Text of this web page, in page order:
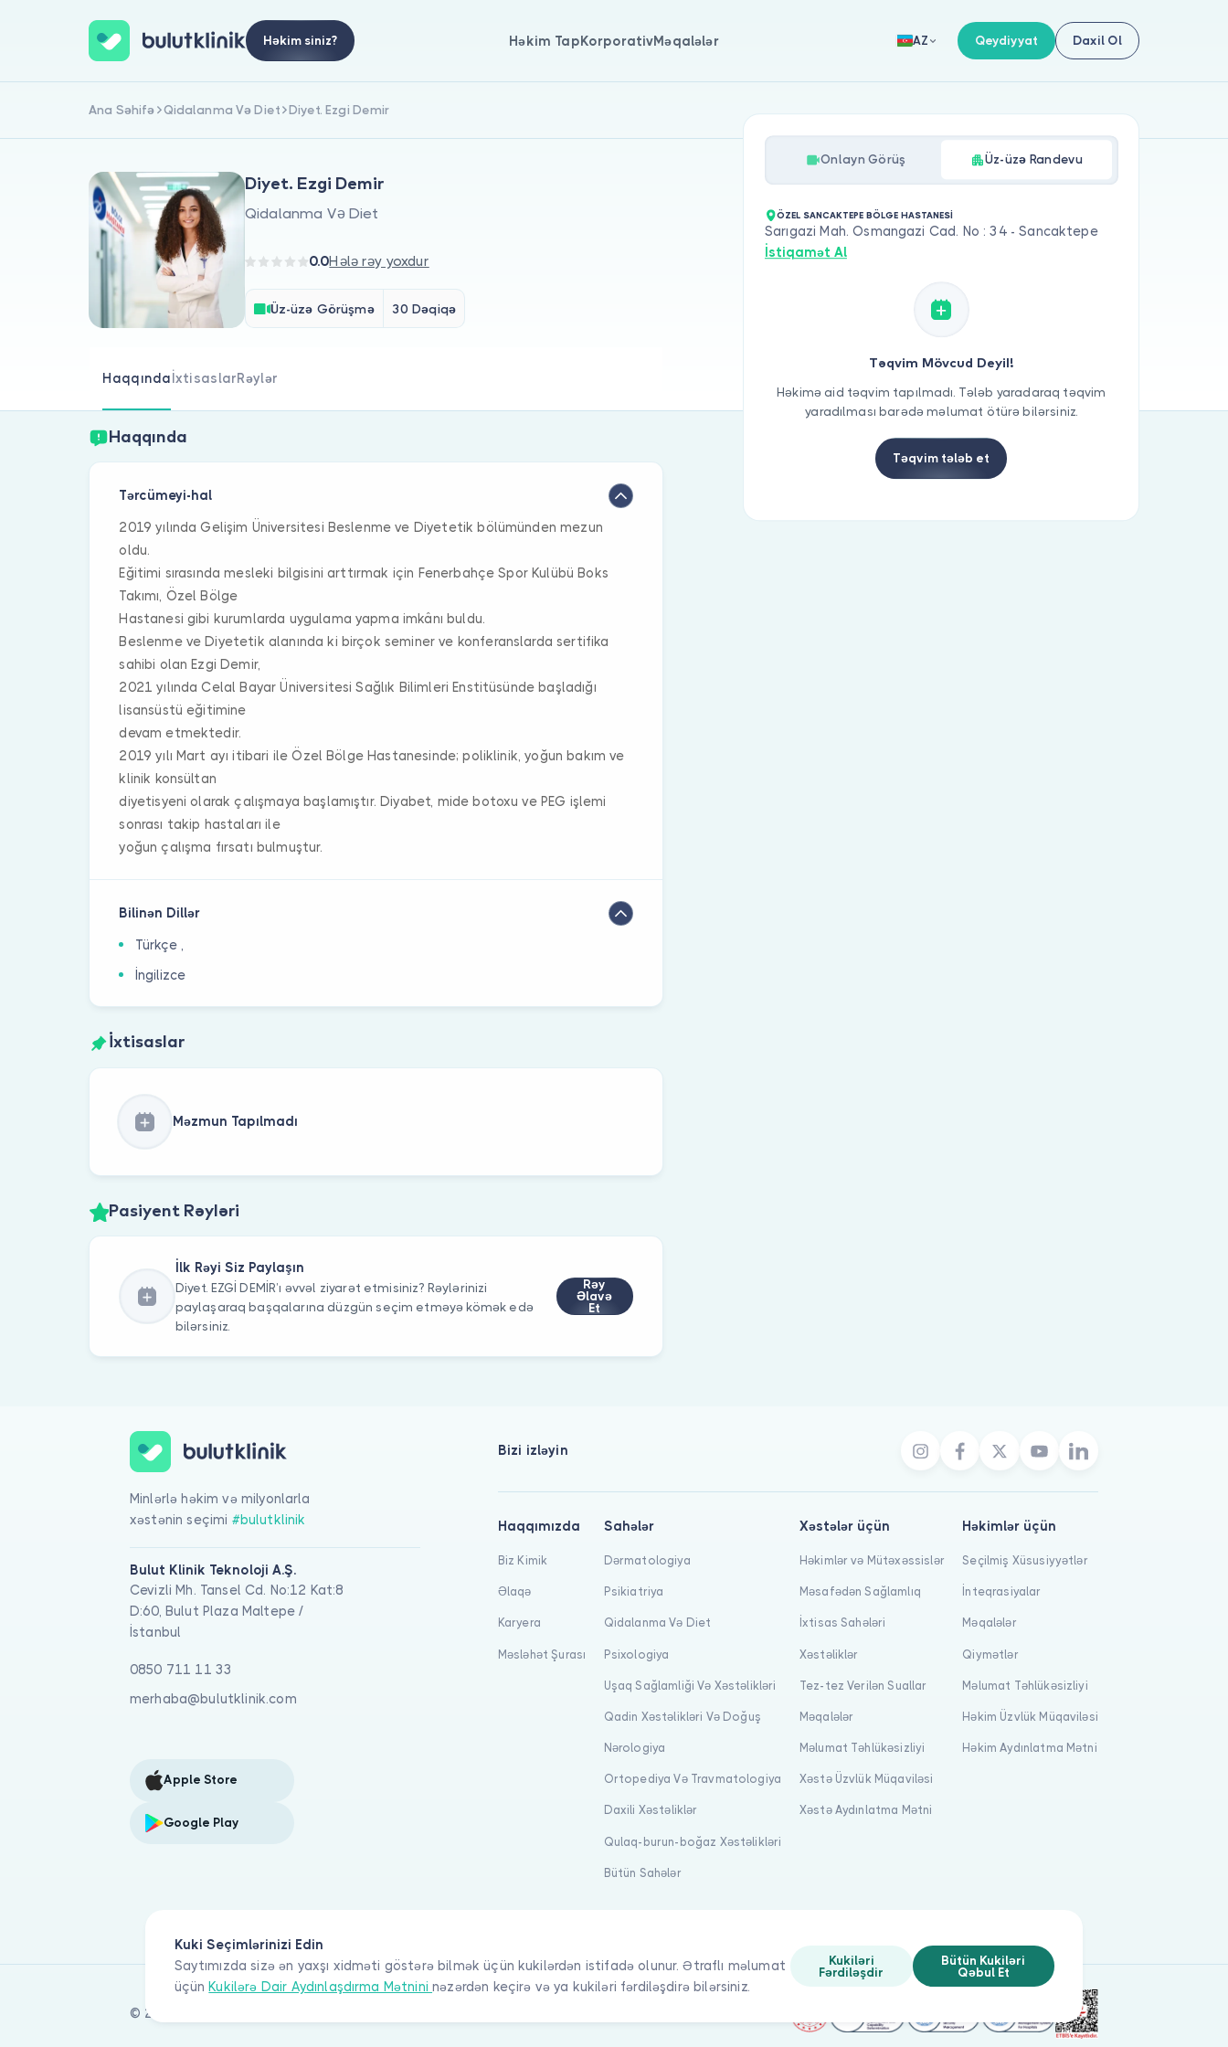
Həkim siniz? Həkim TapKorporativMəqalələr AZ Qeydiyyat Daxil Ol
Ana Səhifə Qidalanma Və Diet Diyet. Ezgi Demir
Diyet. Ezgi Demir
Qidalanma Və Diet
0.0Hələ rəy yoxdur
Üz-üzə Görüşmə 30 Dəqiqə
Haqqında İxtisaslarRəylər
Haqqında
Tərcümeyi-hal
2019 yılında Gelişim Üniversitesi Beslenme ve Diyetetik bölümünden mezun
oldu.
Eğitimi sırasında mesleki bilgisini arttırmak için Fenerbahçe Spor Kulübü Boks
Takımı, Özel Bölge
Hastanesi gibi kurumlarda uygulama yapma imkânı buldu.
Beslenme ve Diyetetik alanında ki birçok seminer ve konferanslarda sertifika
sahibi olan Ezgi Demir,
2021 yılında Celal Bayar Üniversitesi Sağlık Bilimleri Enstitüsünde başladığı
lisansüstü eğitimine
devam etmektedir.
2019 yılı Mart ayı itibari ile Özel Bölge Hastanesinde; poliklinik, yoğun bakım ve
klinik konsültan
diyetisyeni olarak çalışmaya başlamıştır. Diyabet, mide botoxu ve PEG işlemi
sonrası takip hastaları ile
yoğun çalışma fırsatı bulmuştur.
Bilinən Dillər
Türkçe ,
İngilizce
İxtisaslar
Məzmun Tapılmadı
Pasiyent Rəyləri
İlk Rəyi Siz Paylaşın
Diyet. EZGİ DEMİR’ı əvvəl ziyarət etmisiniz? Rəylərinizi
paylaşaraq başqalarına düzgün seçim etməyə kömək edə
bilərsiniz.
Rəy
Əlavə
Et
Onlayn Görüş Üz-üzə Randevu
ÖZEL SANCAKTEPE BÖLGE HASTANESİ
Sarıgazi Mah. Osmangazi Cad. No : 34 - Sancaktepe
İstiqamət Al
Təqvim Mövcud Deyil!
Həkimə aid təqvim tapılmadı. Tələb yaradaraq təqvim
yaradılması barədə məlumat ötürə bilərsiniz.
Təqvim tələb et
Kuki Seçimlərinizi Edin
Saytımızda sizə ən yaxşı xidməti göstərə bilmək üçün kukilərdən istifadə olunur. Ətraflı məlumat
üçün Kukilərə Dair Aydınlaşdırma Mətnininəzərdən keçirə və ya kukiləri fərdiləşdirə bilərsiniz.
Kukiləri
Fərdiləşdir
Bütün Kukiləri
Qəbul Et
Minlərlə həkim və milyonlarla
xəstənin seçimi #bulutklinik
Bulut Klinik Teknoloji A.Ş.
Cevizli Mh. Tansel Cd. No:12 Kat:8
D:60, Bulut Plaza Maltepe /
İstanbul
0850 711 11 33
merhaba@bulutklinik.com
Apple Store
Google Play
Bizi izləyin
Haqqımızda
Biz Kimik
Əlaqə
Karyera
Məsləhət Şurası
Sahələr
Dərmatologiya
Psikiatriya
Qidalanma Və Diet
Psixologiya
Uşaq Sağlamliği Və Xəstəlikləri
Qadin Xəstəlikləri Və Doğuş
Nərologiya
Ortopediya Və Travmatologiya
Daxili Xəstəliklər
Qulaq-burun-boğaz Xəstəlikləri
Bütün Sahələr
Xəstələr üçün
Həkimlər və Mütəxəssislər
Məsafədən Sağlamlıq
İxtisas Sahələri
Xəstəliklər
Tez-tez Verilən Suallar
Məqalələr
Məlumat Təhlükəsizliyi
Xəstə Üzvlük Müqaviləsi
Xəstə Aydınlatma Mətni
Həkimlər üçün
Seçilmiş Xüsusiyyətlər
İnteqrasiyalar
Məqalələr
Qiymətlər
Məlumat Təhlükəsizliyi
Həkim Üzvlük Müqaviləsi
Həkim Aydınlatma Mətni
© 2026 Bulut Klinik Teknoloji A.Ş. Bütün hüquqlar qorunur